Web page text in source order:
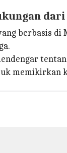
berbasis
memikirkan